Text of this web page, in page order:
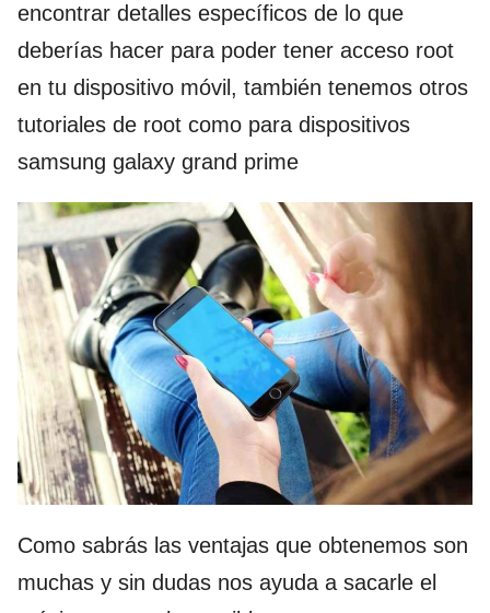
encontrar detalles específicos de lo que
deberías hacer para poder tener acceso root
en tu dispositivo móvil, también tenemos otros
tutoriales de root como para dispositivos
samsung galaxy grand prime
Como sabrás las ventajas que obtenemos son
muchas y sin dudas nos ayuda a sacarle el